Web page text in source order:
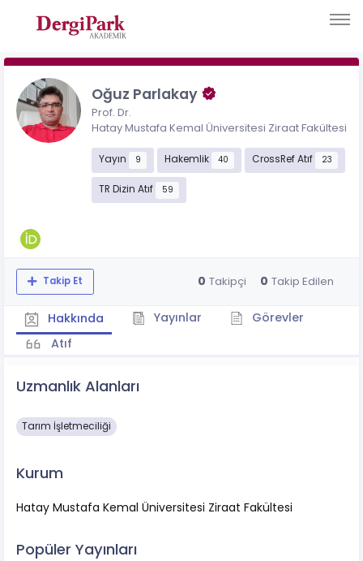
Oğuz Parlakay
Prof. Dr.
Hatay Mustafa Kemal Üniversitesi Ziraat Fakültesi
Yayın 9 Hakemlik 40 CrossRef Atıf 23
TR Dizin Atıf 59
Takip Et 0 Takipçi 0 Takip Edilen
Hakkında Yayınlar
Görevler
Atıf
Uzmanlık Alanları
Tarım İşletmeciliği
Kurum
Hatay Mustafa Kemal Üniversitesi Ziraat Fakültesi
Popüler Yayınları